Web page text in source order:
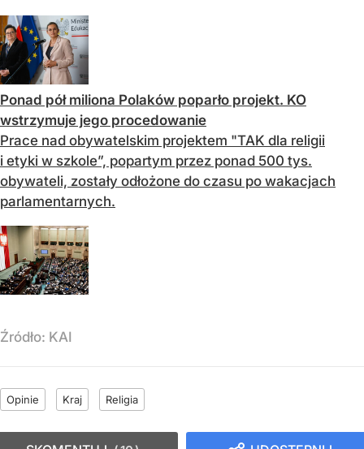
Ponad pół miliona Polaków poparło projekt. KO
wstrzymuje jego procedowanie
Prace nad obywatelskim projektem "TAK dla religii
i etyki w szkole”, popartym przez ponad 500 tys.
obywateli, zostały odłożone do czasu po wakacjach
parlamentarnych.
Źródło: KAI
Opinie Kraj Religia